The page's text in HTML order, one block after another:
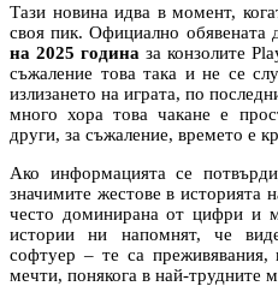
Тази новина идва в момент,
своя пик. Официално обявената
на 2025 година за конзолите
съжаление това така и не се
излизането на играта, по
много хора това чакане е
други, за съжаление, времето е
Ако информацията се
значимите жестове в историята
често доминирана от цифри и
истории ни напомнят, че
софтуер – те са преживявания,
мечти, понякога в най-трудните